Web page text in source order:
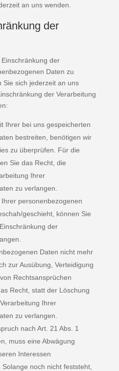
an uns wenden.
der
der
Daten zu
Sie sich jederzeit an uns
der Verarbeitung
Ihrer bei uns gespeicherten
bestreiten, benötigen wir
zu überprüfen. Für die
Sie das Recht, die
Ihrer
zu verlangen.
personenbezogenen
geschieht, können Sie
der
Daten nicht mehr
zur Ausübung, Verteidigung
Rechtsansprüchen
Recht, statt der Löschung
Ihrer
zu verlangen.
nach Art. 21 Abs. 1
muss eine Abwägung
Interessen
noch nicht feststeht,